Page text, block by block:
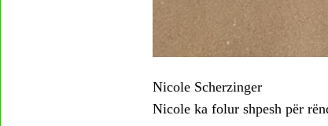
Nicole Scherzinger
Nicole ka folur shpesh për